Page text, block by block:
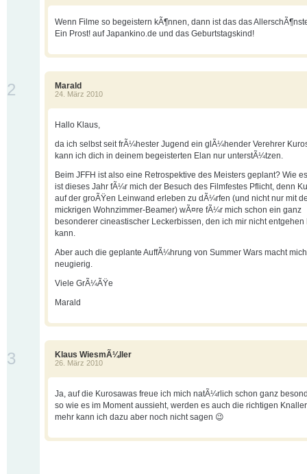
Wenn Filme so begeistern kÃ¶nnen, dann ist das das
Ein Prost! auf Japankino.de und das Geburtstagskind!
Marald
24. März 2010
2
Hallo Klaus,
da ich selbst seit frÃ¼hester Jugend ein glÃ¼hender Verehrer
kann ich dich in deinem begeisterten Elan nur unterstÃ¼tzen.
Beim JFFH ist also eine Retrospektive des Meisters geplant? Wie
ist dieses Jahr fÃ¼r mich der Besuch des Filmfestes Pflicht, denn
auf der groÃŸen Leinwand erleben zu dÃ¼rfen (und nicht nur mit
mickrigen Wohnzimmer-Beamer) wÃ¤re fÃ¼r mich schon ein ganz
besonderer cineastischer Leckerbissen, den ich mir nicht entgehen
kann.
Aber auch die geplante AuffÃ¼hrung von Summer Wars macht mich
neugierig.
Viele GrÃ¼ÃŸe
Marald
Klaus WiesmÃ¼ller
26. März 2010
3
Ja, auf die Kurosawas freue ich mich natÃ¼rlich schon ganz
so wie es im Moment aussieht, werden es auch die richtigen
mehr kann ich dazu aber noch nicht sagen 😉